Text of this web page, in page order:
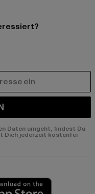
Daten umgeht, findest Du
Dich jederzeit kostenfei